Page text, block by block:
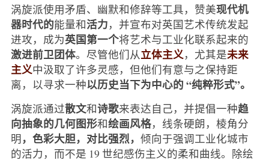
涡旋派使用矛盾、幽默和修辞等工具，赞美现代机
器时代的能量和活力，并宣布对英国艺术传统发起
进攻，成为英国第一个将艺术与工业化联系起来的
激进前卫团体。尽管他们从立体主义，尤其是未来
主义中汲取了许多灵感，但他们有意与之保持距
离，以寻求一种以历史当下为中心的 “纯粹形式”。
涡旋派通过散文和诗歌来表达自己，并提倡一种趋
向抽象的几何图形和绘画风格，线条硬朗，棱角分
明，色彩大胆，对比强烈， 倾向于强调工业化城市
的活力，而不是 19 世纪感伤主义的柔和曲线。除绘